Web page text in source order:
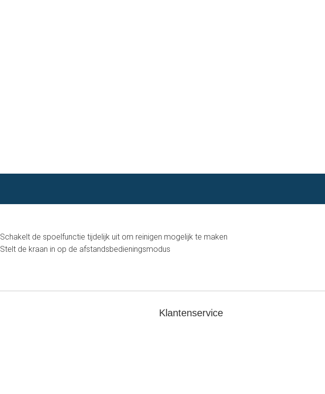
Schakelt de spoelfunctie tijdelijk uit om reinigen mogelijk te maken
Stelt de kraan in op de afstandsbedieningsmodus
Klantenservice